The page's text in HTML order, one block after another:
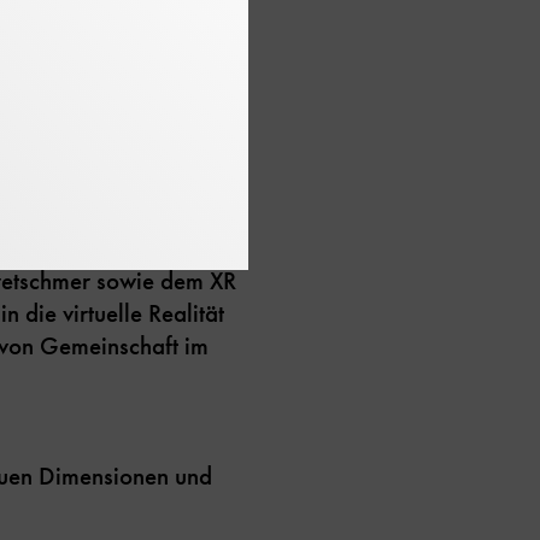
Fahrerhaus mit
sowie dem XR
die virtuelle Realität
Gemeinschaft im
Dimensionen und